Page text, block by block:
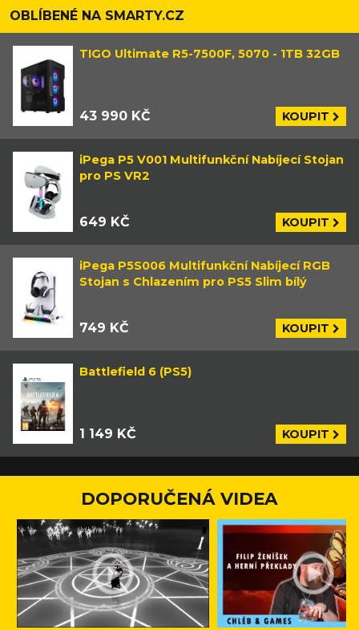
OBLÍBENÉ NA SMARTY.CZ
TIGO Ultimate R5-7500F, 5070 - 1TB 32GB
43 990 KČ KOUPIT
iPega P5 V001 Multifunkční Nabíjecí Stojan
pro PS VR2
649 KČ KOUPIT
iPega P5S006 Multifunkční Nabíjecí RGB
Stojan s Chlazením pro PS5 Slim bílý
749 KČ KOUPIT
Battlefield 6 (PS5)
1 149 KČ KOUPIT
DOPORUČENÁ VIDEA